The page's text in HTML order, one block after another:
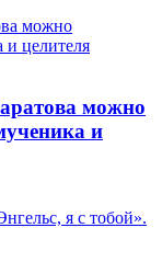
можно
и